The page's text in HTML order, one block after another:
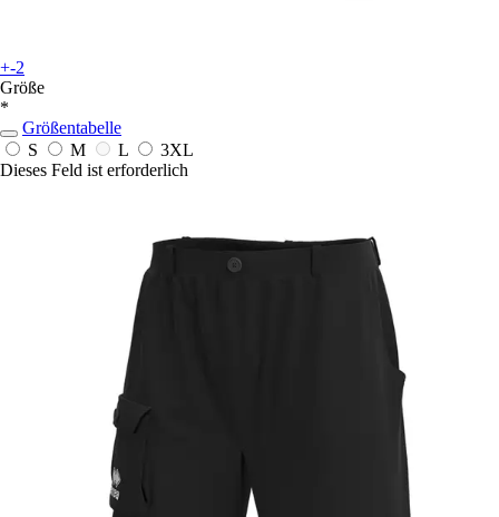
+-2
Größe
*
Größentabelle
S
M L
3XL
Dieses Feld ist erforderlich